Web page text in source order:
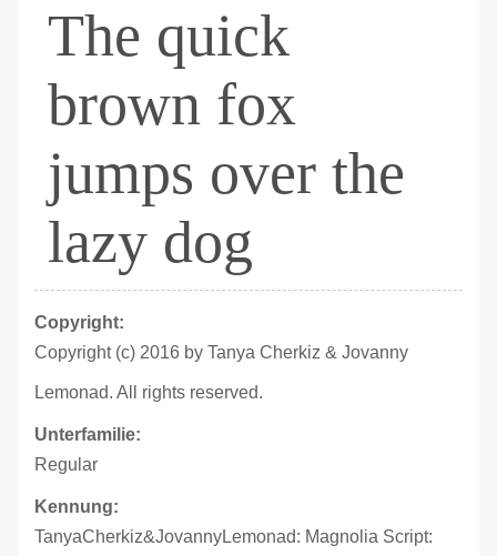
The quick
brown fox
jumps over the
lazy dog
Copyright:
Copyright (c) 2016 by Tanya Cherkiz & Jovanny
Lemonad. All rights reserved.
Unterfamilie:
Regular
Kennung:
TanyaCherkiz&JovannyLemonad: Magnolia Script: